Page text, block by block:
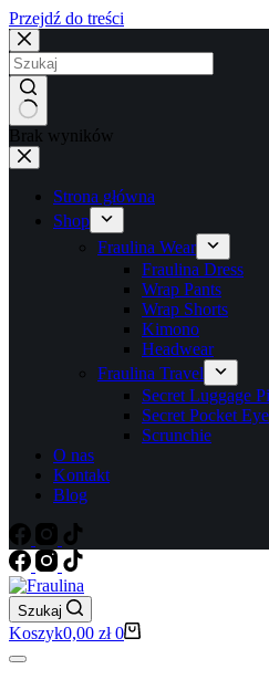
Przejdź do treści
Brak wyników
Strona główna
Shop
Fraulina Wear
Fraulina Dress
Wrap Pants
Wrap Shorts
Kimono
Headwear
Fraulina Travel
Secret Luggage
Secret Pocket
Scrunchie
O nas
Kontakt
Blog
Szukaj
Koszyk0,00 zł 0